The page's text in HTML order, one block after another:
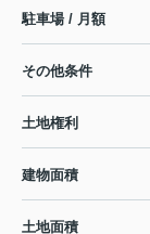
駐車場 / 月額
その他条件
土地権利
建物面積
土地面積